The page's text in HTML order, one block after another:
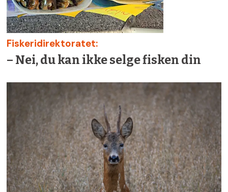
Fiskeridirektoratet:
– Nei, du kan ikke selge fisken din